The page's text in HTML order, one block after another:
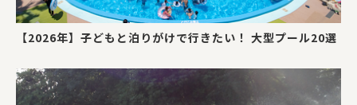
【2026年】子どもと泊りがけで行きたい！ 大型プール20選